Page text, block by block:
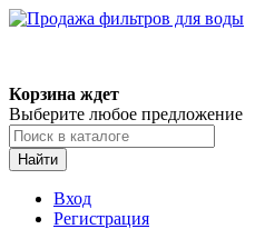
Корзина ждет
Выберите любое предложение
Найти
Вход
Регистрация